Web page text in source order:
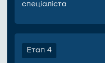
спеціаліста
Етап 4